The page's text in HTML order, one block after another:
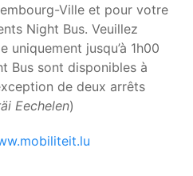
Ville et pour votre
Night Bus. Veuillez
uniquement jusqu’à 1h00
Bus sont disponibles à
de deux arrêts
Eechelen)